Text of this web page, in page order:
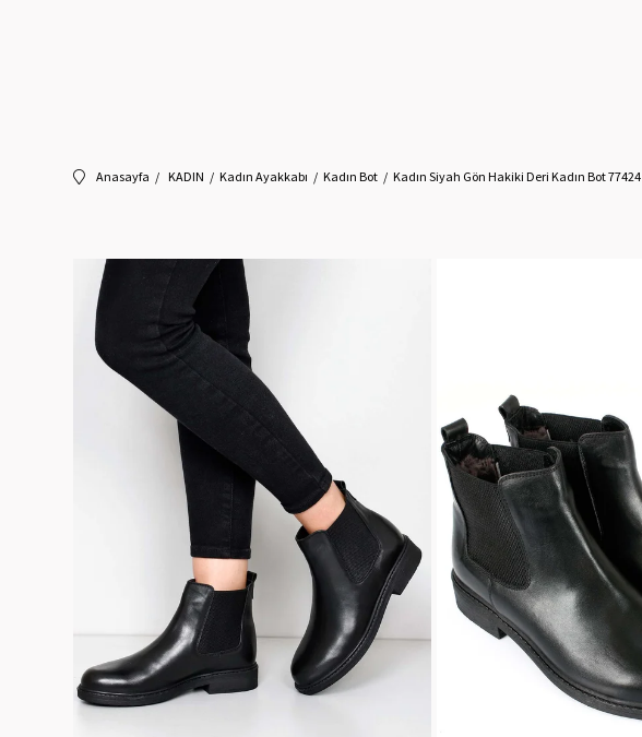
Anasayfa KADIN Kadın Ayakkabı Kadın Bot Kadın Siyah Gön Hakiki Deri Kadın Bot 77424